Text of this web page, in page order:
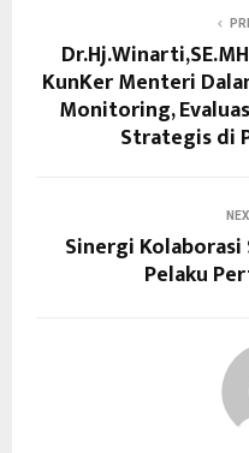
KunKer Menteri
Monitoring,
Strategis di
Sinergi
Pelaku